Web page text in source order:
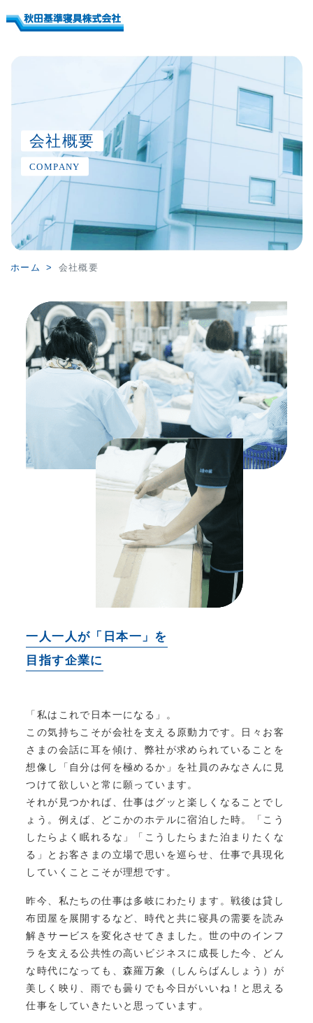
会社概要
COMPANY
ホーム 会社概要
一人一人が「日本一」を
目指す企業に
「私はこれで日本一になる」。
この気持ちこそが会社を支える原動力です。日々お客
さまの会話に耳を傾け、弊社が求められていることを
想像し「自分は何を極めるか」を社員のみなさんに見
つけて欲しいと常に願っています。
それが見つかれば、仕事はグッと楽しくなることでし
ょう。例えば、どこかのホテルに宿泊した時。「こう
したらよく眠れるな」「こうしたらまた泊まりたくな
る」とお客さまの立場で思いを巡らせ、仕事で具現化
していくことこそが理想です。
昨今、私たちの仕事は多岐にわたります。戦後は貸し
布団屋を展開するなど、時代と共に寝具の需要を読み
解きサービスを変化させてきました。世の中のインフ
ラを支える公共性の高いビジネスに成長した今、どん
な時代になっても、森羅万象（しんらばんしょう）が
美しく映り、雨でも曇りでも今日がいいね！と思える
仕事をしていきたいと思っています。